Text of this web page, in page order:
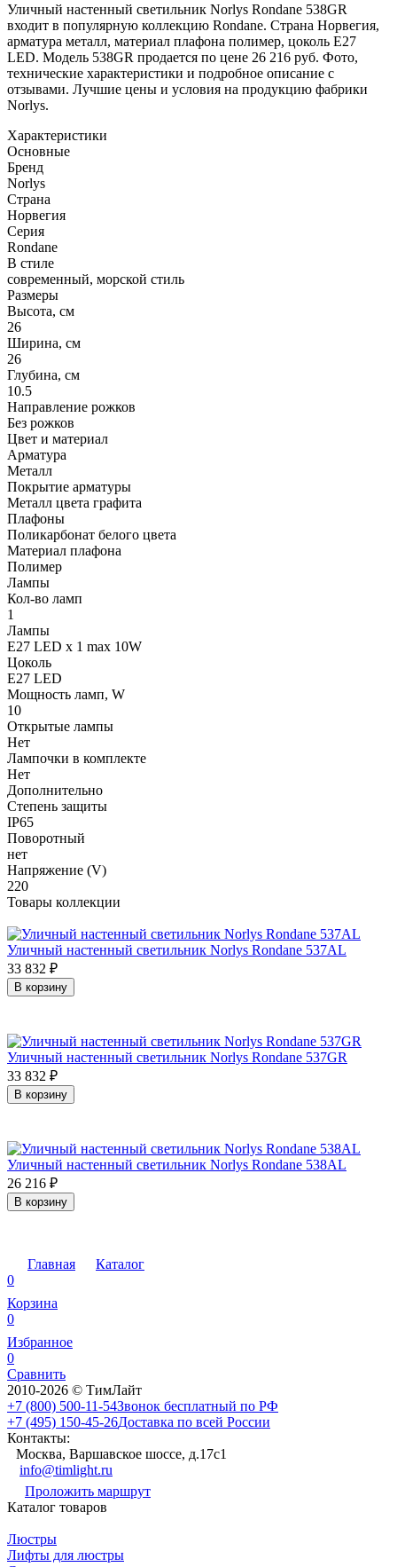
Уличный настенный светильник Norlys Rondane 538GR
входит в популярную коллекцию Rondane. Страна Норвегия,
арматура металл, материал плафона полимер, цоколь E27
LED. Модель 538GR продается по цене 26 216 руб. Фото,
технические характеристики и подробное описание с
отзывами. Лучшие цены и условия на продукцию фабрики
Norlys.
Характеристики
Основные
Бренд
Norlys
Страна
Норвегия
Серия
Rondane
В стиле
современный, морской стиль
Размеры
Высота, см
26
Ширина, см
26
Глубина, см
10.5
Направление рожков
Без рожков
Цвет и материал
Арматура
Металл
Покрытие арматуры
Металл цвета графита
Плафоны
Поликарбонат белого цвета
Материал плафона
Полимер
Лампы
Кол-во ламп
1
Лампы
E27 LED x 1 max 10W
Цоколь
E27 LED
Мощность ламп, W
10
Открытые лампы
Нет
Лампочки в комплекте
Нет
Дополнительно
Степень защиты
IP65
Поворотный
нет
Напряжение (V)
220
Товары коллекции
Уличный настенный светильник Norlys Rondane 537AL
33 832 ₽
В корзину
Уличный настенный светильник Norlys Rondane 537GR
33 832 ₽
В корзину
Уличный настенный светильник Norlys Rondane 538AL
26 216 ₽
В корзину
Главная
Каталог
0
Корзина
0
Избранное
0
Сравнить
2010-2026 © ТимЛайт
+7 (800) 500-11-54Звонок бесплатный по РФ
+7 (495) 150-45-26Доставка по всей России
Контакты:
Москва, Варшавское шоссе, д.17c1
info@timlight.ru
Проложить маршрут
Каталог товаров
Люстры
Лифты для люстры